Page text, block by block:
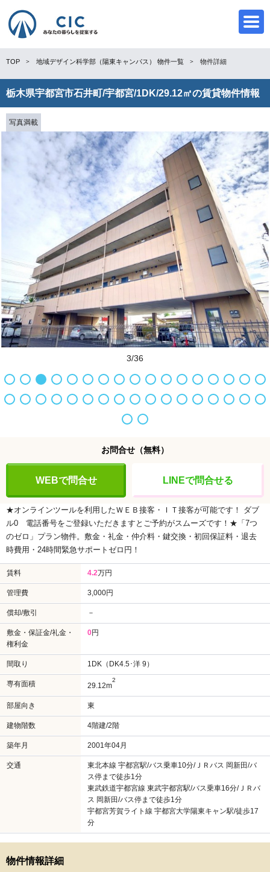
CIC
TOP 地域デザイン科学部（陽東キャンパス） 物件一覧 物件詳細
栃木県宇都宮市石井町/宇都宮/1DK/29.12㎡の賃貸物件情報
写真満載
3/36
お問合せ （無料）
WEBで問合せ LINEで問合せる
★オンラインツールを利用したＷＥＢ接客・ＩＴ接客が可能です！ ダブ
ル0 電話番号をご登録いただきますとご予約がスムーズです！★「7つ
のゼロ」プラン物件。敷金・礼金・仲介料・鍵交換・初回保証料・退去
時費用・24時間緊急サポートゼロ円！
賃料 4.2万円
管理費 3,000円
償却/敷引 －
敷金・保証金/礼金・
権利金
0円
間取り 1DK（DK4.5･洋 9）
専有面積 29.12m
2
部屋向き 東
建物階数 4階建/2階
築年月 2001年04月
交通
東北本線 宇都宮駅/バス乗車10分/ＪＲバス 岡新田/バ
ス停まで徒歩1分
東武鉄道宇都宮線 東武宇都宮駅/バス乗車16分/ＪＲバ
ス 岡新田/バス停まで徒歩1分
宇都宮芳賀ライト線 宇都宮大学陽東キャン駅/徒歩17
分
物件情報詳細